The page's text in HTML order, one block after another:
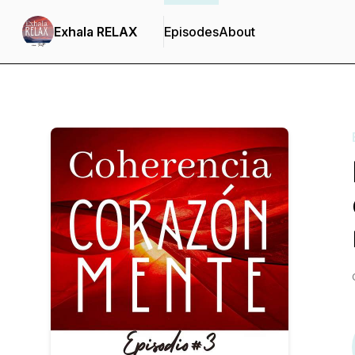
Exhala RELAX EpisodesAbout